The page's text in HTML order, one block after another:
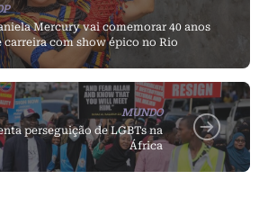
Mercury vai comemorar 40 anos
carreira com show épico no Rio
MUNDO
perseguição de LGBTs na
África